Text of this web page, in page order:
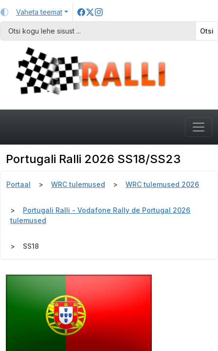
Vaheta teemat
Otsi
Portugali Ralli 2026 SS18/SS23
Portaal WRC tulemused WRC tulemused 2026
Portugali Ralli - Vodafone Rally de Portugal 2026
tulemused
SS18